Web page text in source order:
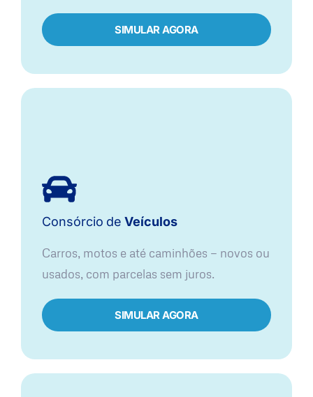
SIMULAR AGORA​
Consórcio de Veículos
Carros, motos e até caminhões — novos ou
usados, com parcelas sem juros.
SIMULAR AGORA